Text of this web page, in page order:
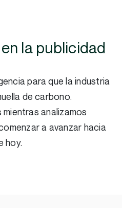
la publicidad
para que la industria
de carbono.
analizamos
a avanzar hacia
hoy.